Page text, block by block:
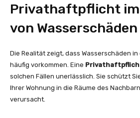
Privathaftpflicht
von Wasserschäden
Die Realität zeigt, dass Wasserschäden
häufig vorkommen. Eine
solchen Fällen unerlässlich. Sie schützt
Ihrer Wohnung in die Räume des
verursacht.